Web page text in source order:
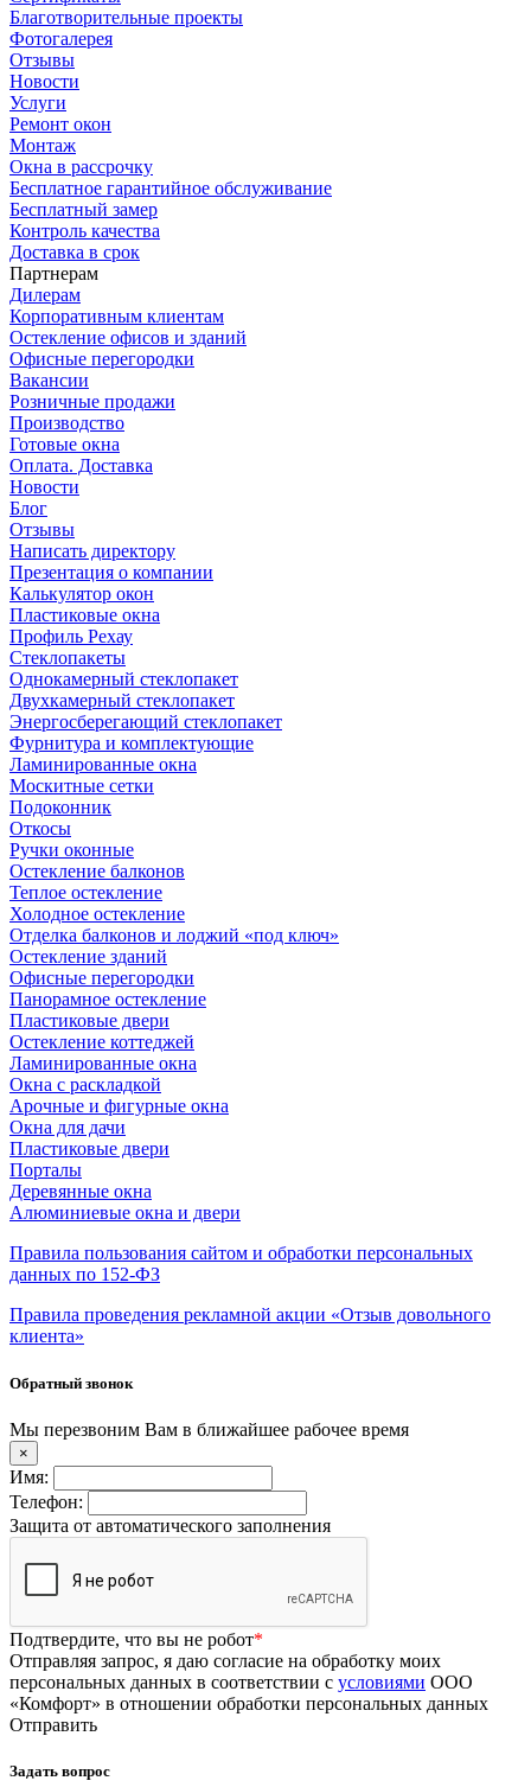
Благотворительные проекты
Фотогалерея
Отзывы
Новости
Услуги
Ремонт окон
Монтаж
Окна в рассрочку
Бесплатное гарантийное обслуживание
Бесплатный замер
Контроль качества
Доставка в срок
Партнерам
Дилерам
Корпоративным клиентам
Остекление офисов и зданий
Офисные перегородки
Вакансии
Розничные продажи
Производство
Готовые окна
Оплата. Доставка
Новости
Блог
Отзывы
Написать директору
Презентация о компании
Калькулятор окон
Пластиковые окна
Профиль Рехау
Стеклопакеты
Однокамерный стеклопакет
Двухкамерный стеклопакет
Энергосберегающий стеклопакет
Фурнитура и комплектующие
Ламинированные окна
Москитные сетки
Подоконник
Откосы
Ручки оконные
Остекление балконов
Теплое остекление
Холодное остекление
Отделка балконов и лоджий «под ключ»
Остекление зданий
Офисные перегородки
Панорамное остекление
Пластиковые двери
Остекление коттеджей
Ламинированные окна
Окна с раскладкой
Арочные и фигурные окна
Окна для дачи
Пластиковые двери
Порталы
Деревянные окна
Алюминиевые окна и двери
Правила пользования сайтом и обработки персональных
данных по 152-ФЗ
Правила проведения рекламной акции «Отзыв довольного
клиента»
Обратный звонок
Мы перезвоним Вам в ближайшее рабочее время
×
Имя:
Телефон:
Защита от автоматического заполнения
Подтвердите, что вы не робот*
Отправляя запрос, я даю согласие на обработку моих
персональных данных в соответствии с условиями ООО
«Комфорт» в отношении обработки персональных данных
Отправить
Задать вопрос